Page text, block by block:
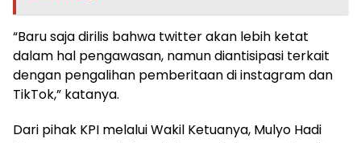
“Baru saja dirilis bahwa twitter akan lebih ketat
dalam hal pengawasan, namun diantisipasi terkait
dengan pengalihan pemberitaan di instagram dan
TikTok,” katanya.
Dari pihak KPI melalui Wakil Ketuanya, Mulyo Hadi